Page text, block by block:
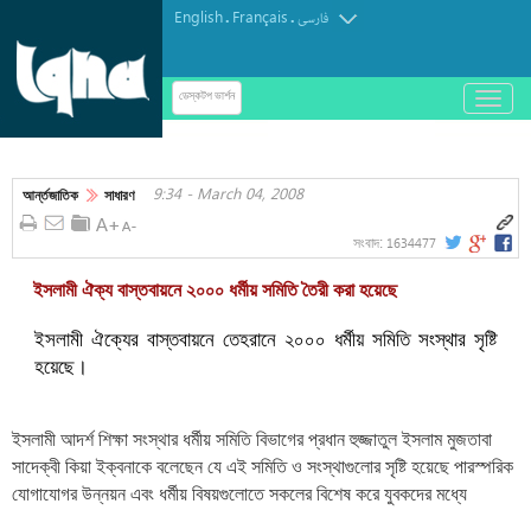
English. Français.فارسی
ডেস্কটপ ভার্শন
باز
و
کردن
আর্ন্তজাতিক সাধারণ 9:34 - March 04, 2008
সংবাদ: 1634477
ইসলামী ঐক্য বাস্তবায়নে ২০০০ ধর্মীয় সমিতি তৈরী করা হয়েছে
ইসলামী ঐক্যের বাস্তবায়নে তেহরানে ২০০০ ধর্মীয় সমিতি সংস্থার সৃষ্টি
হয়েছে।
ইসলামী আদর্শ শিক্ষা সংস্থার ধর্মীয় সমিতি বিভাগের প্রধান হুজ্জাতুল ইসলাম মুজতাবা
সাদেক্বী কিয়া ইক্বনাকে বলেছেন যে এই সমিতি ও সংস্থাগুলোর সৃষ্টি হয়েছে পারস্পরিক
যোগাযোগর উন্নয়ন এবং ধর্মীয় বিষয়গুলোতে সকলের বিশেষ করে যুবকদের মধ্যে